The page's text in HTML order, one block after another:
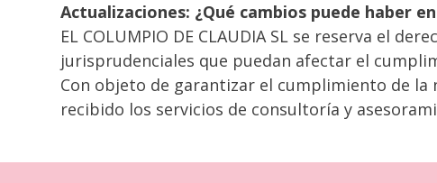
Actualizaciones: ¿Qué cambios puede haber
EL COLUMPIO DE CLAUDIA SL se reserva el
jurisprudenciales que puedan afectar el
Con objeto de garantizar el cumplimiento de la
recibido los servicios de consultoría y